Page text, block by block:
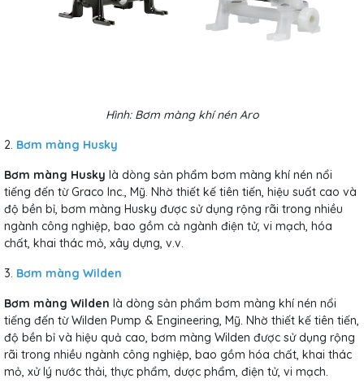
Hình: Bơm màng khí nén Aro
2. Bơm màng Husky
Bơm màng Husky là dòng sản phẩm bơm màng khí nén nổi
tiếng đến từ Graco Inc., Mỹ. Nhờ thiết kế tiên tiến, hiệu suất cao và
độ bền bỉ, bơm màng Husky được sử dụng rộng rãi trong nhiều
ngành công nghiệp, bao gồm cả ngành điện tử, vi mạch, hóa
chất, khai thác mỏ, xây dựng, v.v.
3. Bơm màng Wilden
Bơm màng Wilden là dòng sản phẩm bơm màng khí nén nổi
tiếng đến từ Wilden Pump & Engineering, Mỹ. Nhờ thiết kế tiên tiến,
độ bền bỉ và hiệu quả cao, bơm màng Wilden được sử dụng rộng
rãi trong nhiều ngành công nghiệp, bao gồm hóa chất, khai thác
mỏ, xử lý nước thải, thực phẩm, dược phẩm, điện tử, vi mạch.